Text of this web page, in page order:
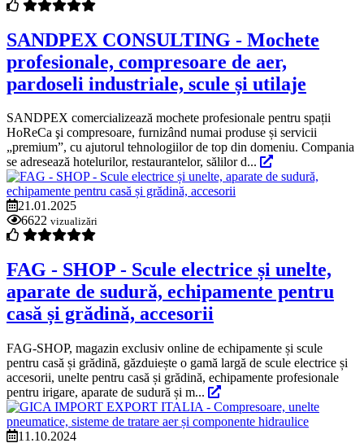
SANDPEX CONSULTING - Mochete
profesionale, compresoare de aer,
pardoseli industriale, scule și utilaje
SANDPEX comercializează mochete profesionale pentru spații
HoReCa şi compresoare, furnizând numai produse și servicii
„premium”, cu ajutorul tehnologiilor de top din domeniu. Compania
se adresează hotelurilor, restaurantelor, sălilor d...
21.01.2025
6622 vizualizări
FAG - SHOP - Scule electrice și unelte,
aparate de sudură, echipamente pentru
casă și grădină, accesorii
FAG-SHOP, magazin exclusiv online de echipamente și scule
pentru casă și grădină, găzduiește o gamă largă de scule electrice și
accesorii, unelte pentru casă și grădină, echipamente profesionale
pentru irigare, aparate de sudură și m...
11.10.2024